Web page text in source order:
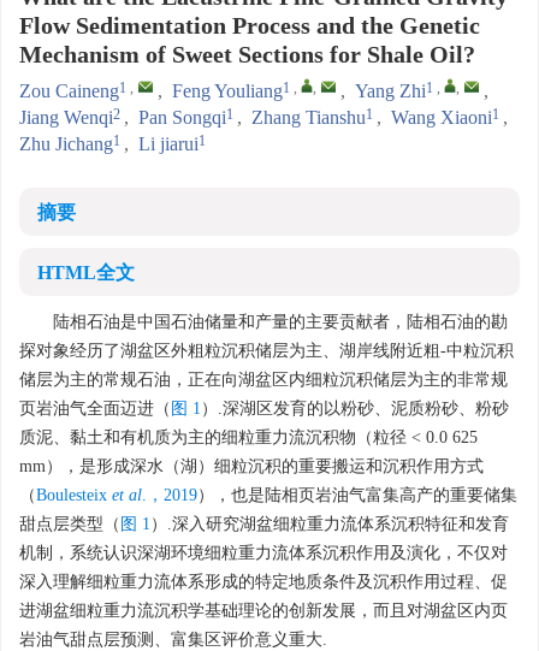
Flow Sedimentation Process and the Genetic
Mechanism of Sweet Sections for Shale Oil?
Zou Caineng1 , , Feng Youliang1 , , , Yang Zhi1 , ,
,
Jiang Wenqi2 , Pan Songqi1 , Zhang Tianshu1 , Wang Xiaoni1 ,
Zhu Jichang1 , Li jiarui1
摘要
HTML全文
陆相石油是中国石油储量和产量的主要贡献者，陆相石油的勘
探对象经历了湖盆区外粗粒沉积储层为主、湖岸线附近粗-中粒沉积
储层为主的常规石油，正在向湖盆区内细粒沉积储层为主的非常规
页岩油气全面迈进（ 图 1 ）.深湖区发育的以粉砂、泥质粉砂、粉砂
质泥、黏土和有机质为主的细粒重力流沉积物（粒径 < 0.0 625
mm），是形成深水（湖）细粒沉积的重要搬运和沉积作用方式
（Boulesteix et al.，2019），也是陆相页岩油气富集高产的重要储集
甜点层类型（ 图 1 ）.深入研究湖盆细粒重力流体系沉积特征和发育
机制，系统认识深湖环境细粒重力流体系沉积作用及演化，不仅对
深入理解细粒重力流体系形成的特定地质条件及沉积作用过程、促
进湖盆细粒重力流沉积学基础理论的创新发展，而且对湖盆区内页
岩油气甜点层预测、富集区评价意义重大.